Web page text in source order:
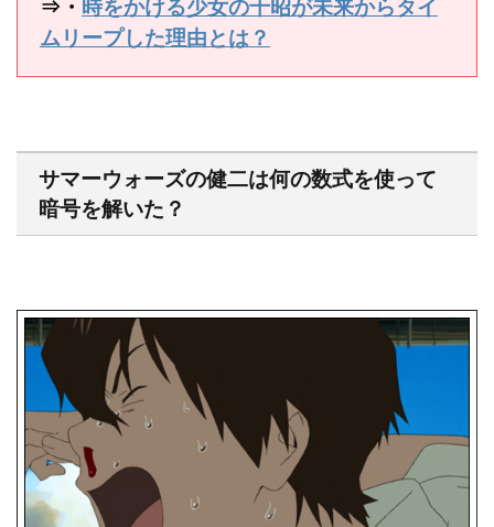
⇒・ 時をかける少女の千昭が未来からタイ
ムリープした理由とは？
サマーウォーズの健二は何の数式を使って
暗号を解いた？